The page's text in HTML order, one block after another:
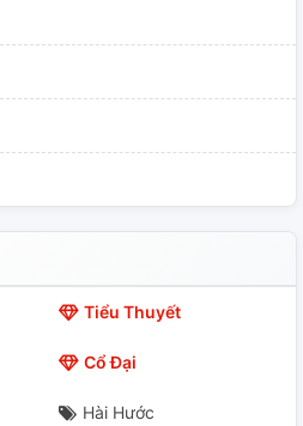
Tiểu Thuyết
Cổ Đại
Hài Hước